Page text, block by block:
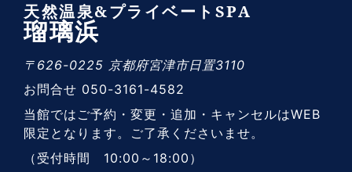
天然温泉&プライベートSPA
瑠璃浜
〒626-0225 京都府宮津市日置3110
お問合せ 050-3161-4582
当館ではご予約・変更・追加・キャンセルはWEB
限定となります。ご了承くださいませ。
（受付時間 10:00～18:00）